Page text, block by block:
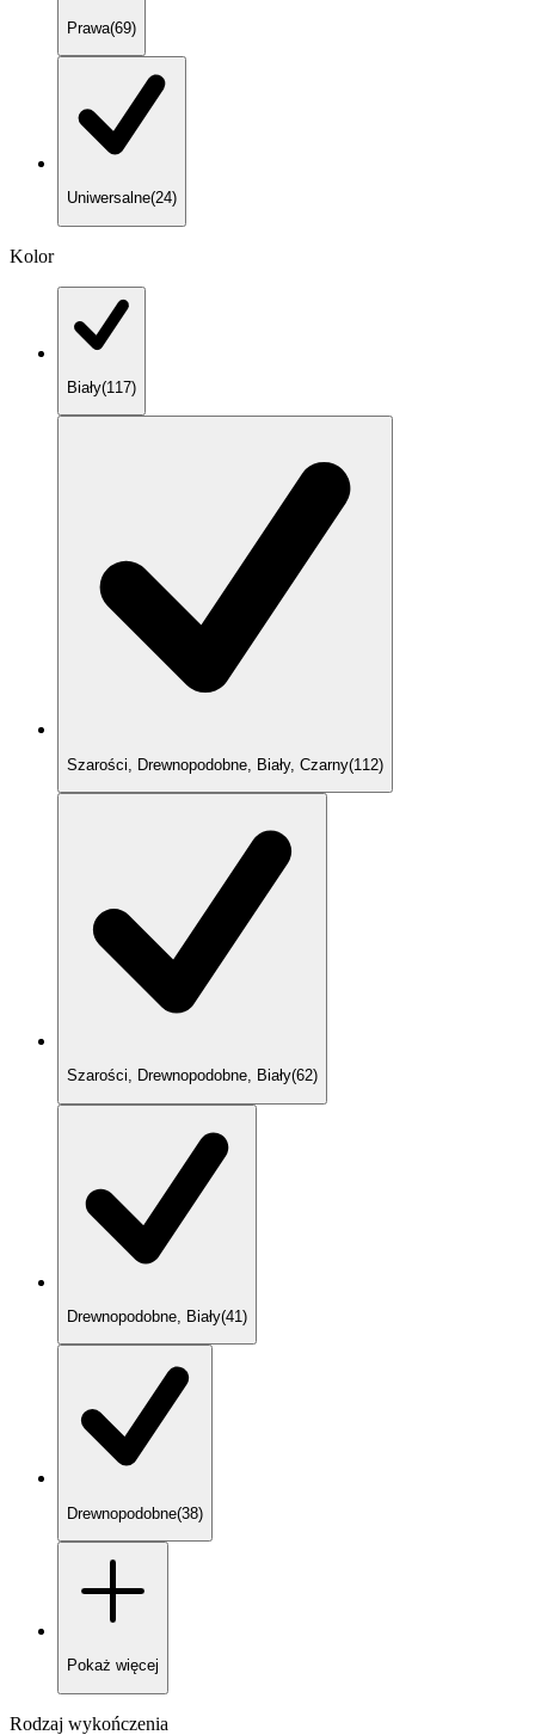
Prawa(69)
Uniwersalne(24)
Kolor
Biały(117)
Szarości, Drewnopodobne, Biały, Czarny(112)
Szarości, Drewnopodobne, Biały(62)
Drewnopodobne, Biały(41 )
Drewnopodobne(38)
Pokaż więcej
Rodzaj wykończenia